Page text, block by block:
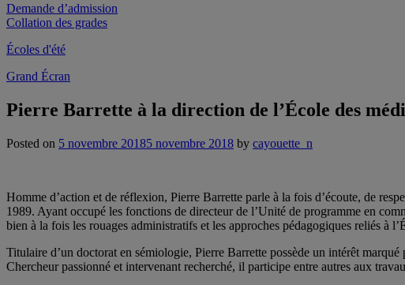
Demande d’admission
Collation des grades
Écoles d'été
Grand Écran
Pierre Barrette à la direction de l’École des
Posted on 5 novembre 20185 novembre 2018 by cayouette_n
Homme d’action et de réflexion, Pierre Barrette parle à la fois d’écoute, de
1989. Ayant occupé les fonctions de directeur de l’Unité de programme en
bien à la fois les rouages administratifs et les approches pédagogiques reliés à
Titulaire d’un doctorat en sémiologie, Pierre Barrette possède un intérêt
Chercheur passionné et intervenant recherché, il participe entre autres aux